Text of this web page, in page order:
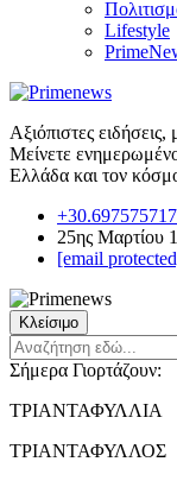
Lifestyle
Αξιόπιστες
Μείνετε
Ελλάδα και τον
25ης Μαρτίου
[email
Κλείσιμο
Σήμερα Γιορτάζουν:
ΤΡΙΑΝΤΑΦΥΛΛΙΑ
ΤΡΙΑΝΤΑΦΥΛΛΟΣ